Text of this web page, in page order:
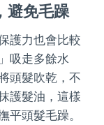
避免毛躁
護力也會比較
吸走多餘水
頭髮吹乾，不
護髮油，這樣
頭髮毛躁。